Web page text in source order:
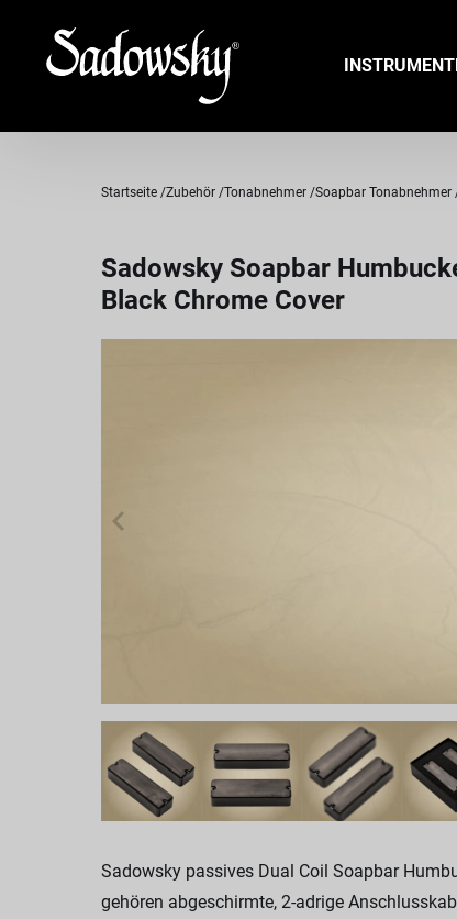
Startseite Zubehör Tonabnehmer Soapbar Tonabnehmer
Sadowsky Soapbar
Black Chrome Cover
Sadowsky passives Dual Coil Soapbar
gehören abgeschirmte, 2-adrige